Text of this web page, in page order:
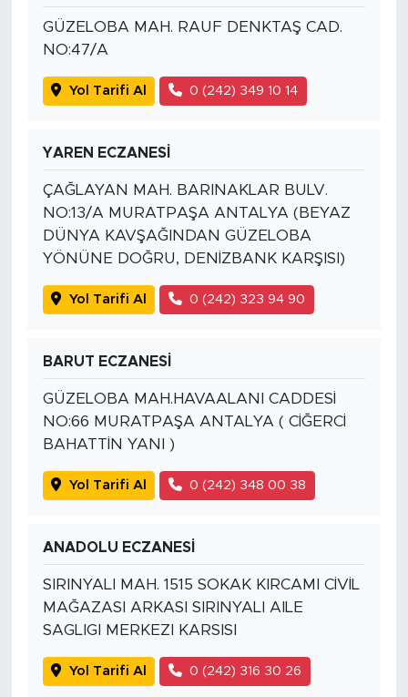
GÜZELOBA MAH. RAUF DENKTAŞ CAD.
NO:47/A
Yol Tarifi Al 0 (242) 349 10 14
YAREN ECZANESİ
ÇAĞLAYAN MAH. BARINAKLAR BULV.
NO:13/A MURATPAŞA ANTALYA (BEYAZ
DÜNYA KAVŞAĞINDAN GÜZELOBA
YÖNÜNE DOĞRU, DENİZBANK KARŞISI)
Yol Tarifi Al 0 (242) 323 94 90
BARUT ECZANESİ
GÜZELOBA MAH.HAVAALANI CADDESİ
NO:66 MURATPAŞA ANTALYA ( CİĞERCİ
BAHATTİN YANI )
Yol Tarifi Al 0 (242) 348 00 38
ANADOLU ECZANESİ
SIRINYALI MAH. 1515 SOKAK KIRCAMI CİVİL
MAĞAZASI ARKASI SIRINYALI AILE
SAGLIGI MERKEZI KARSISI
Yol Tarifi Al 0 (242) 316 30 26